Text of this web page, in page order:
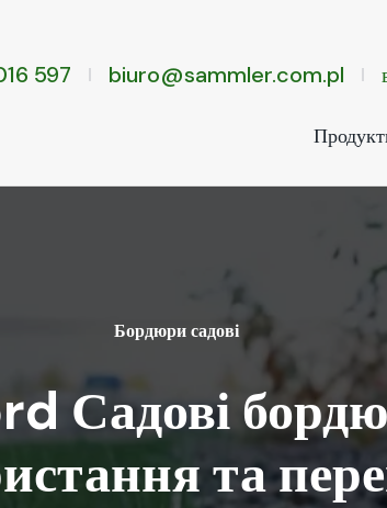
597 biuro@sammler.com.pl
Бордюри садові
Садові
та